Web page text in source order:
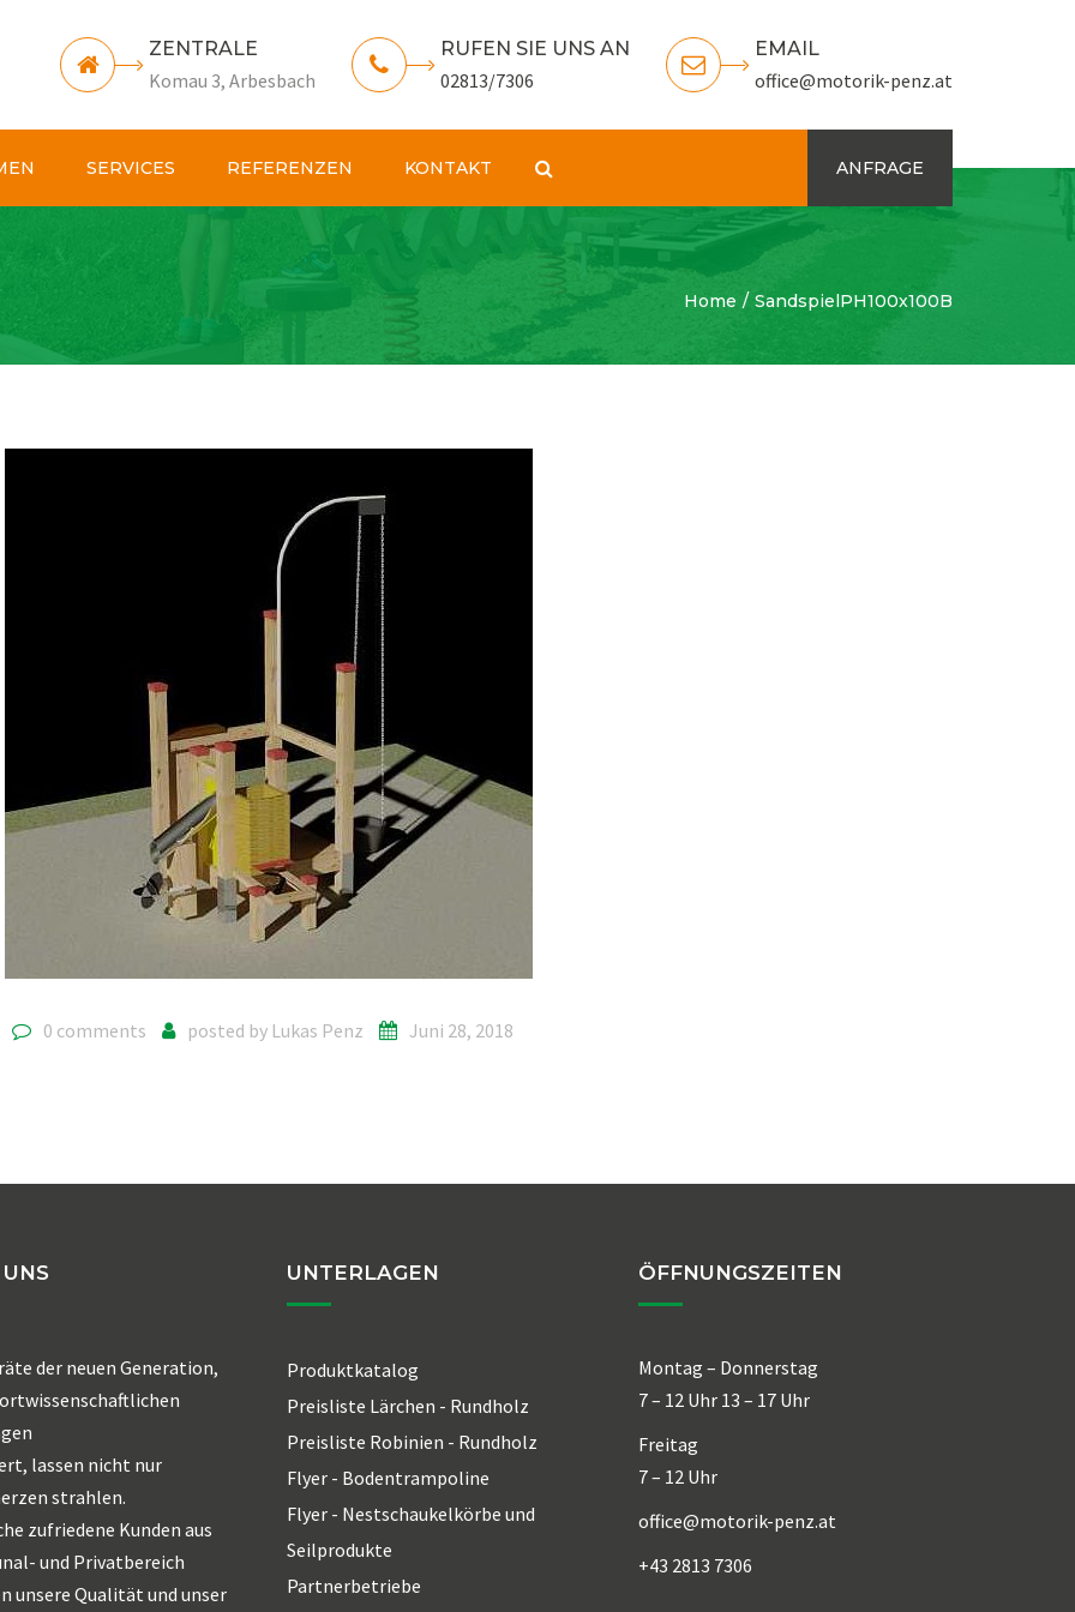
ZENTRALE
Komau 3, Arbesbach
RUFEN SIE UNS AN
02813/7306
EMAIL
office@motorik-penz.at
SERVICES REFERENZEN KONTAKT ANFRAGE
Home SandspielPH100x100B
0 comments posted by Lukas Penz
Juni 28, 2018
der neuen Generation,
lassen nicht nur
strahlen.
zufriedene Kunden aus
und Privatbereich
unsere Qualität und unser
UNTERLAGEN
Produktkatalog
Preisliste Lärchen - Rundholz
Preisliste Robinien - Rundholz
Flyer - Bodentrampoline
Flyer - Nestschaukelkörbe und
Seilprodukte
Partnerbetriebe
ÖFFNUNGSZEITEN
Montag – Donnerstag
7 – 12 Uhr 13 – 17 Uhr
Freitag
7 – 12 Uhr
office@motorik-penz.at
+43 2813 7306